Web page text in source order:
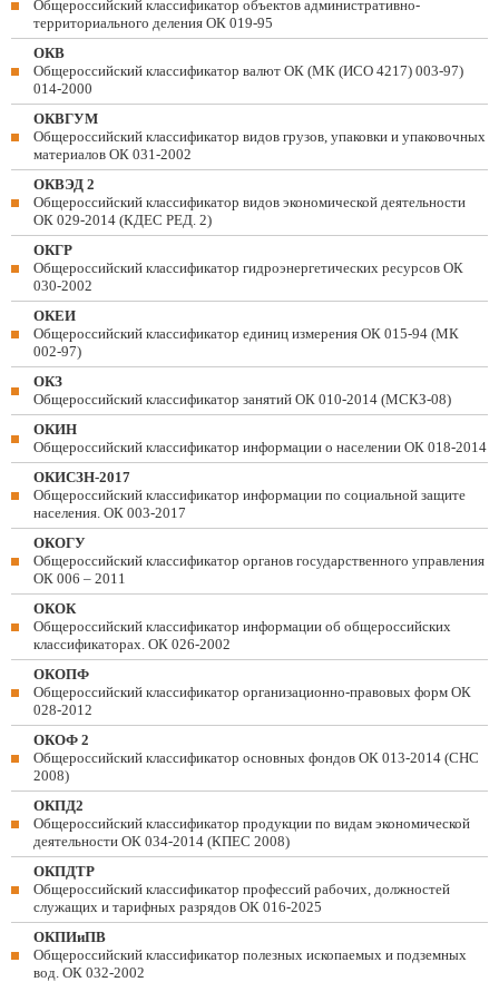
Общероссийский классификатор объектов административно-
территориального деления ОК 019-95
ОКВ
Общероссийский классификатор валют ОК (МК (ИСО 4217) 003-97)
014-2000
ОКВГУМ
Общероссийский классификатор видов грузов, упаковки и упаковочных
материалов ОК 031-2002
ОКВЭД 2
Общероссийский классификатор видов экономической деятельности
ОК 029-2014 (КДЕС РЕД. 2)
ОКГР
Общероссийский классификатор гидроэнергетических ресурсов ОК
030-2002
ОКЕИ
Общероссийский классификатор единиц измерения ОК 015-94 (МК
002-97)
ОКЗ
Общероссийский классификатор занятий ОК 010-2014 (МСКЗ-08)
ОКИН
Общероссийский классификатор информации о населении ОК 018-2014
ОКИСЗН-2017
Общероссийский классификатор информации по социальной защите
населения. ОК 003-2017
ОКОГУ
Общероссийский классификатор органов государственного управления
ОК 006 – 2011
ОКОК
Общероссийский классификатор информации об общероссийских
классификаторах. ОК 026-2002
ОКОПФ
Общероссийский классификатор организационно-правовых форм ОК
028-2012
ОКОФ 2
Общероссийский классификатор основных фондов ОК 013-2014 (СНС
2008)
ОКПД2
Общероссийский классификатор продукции по видам экономической
деятельности ОК 034-2014 (КПЕС 2008)
ОКПДТР
Общероссийский классификатор профессий рабочих, должностей
служащих и тарифных разрядов ОК 016-2025
ОКПИиПВ
Общероссийский классификатор полезных ископаемых и подземных
вод. ОК 032-2002